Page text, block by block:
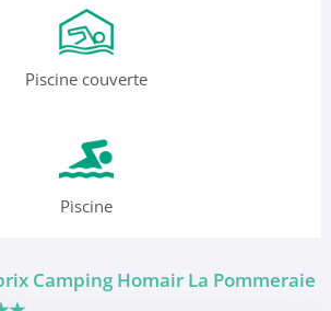
Piscine couverte
Piscine
Camping Homair La Pommeraie